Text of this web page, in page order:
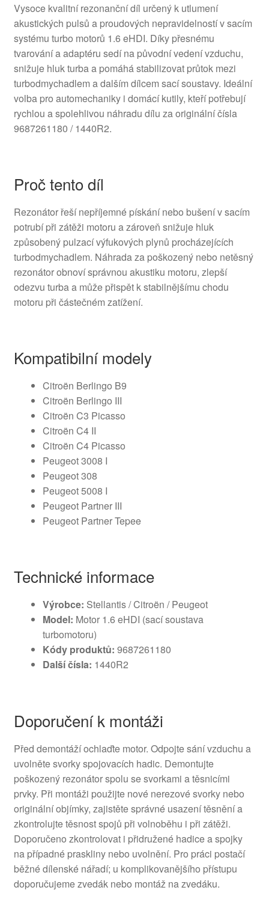
Vysoce kvalitní rezonanční díl určený k utlumení
akustických pulsů a proudových nepravidelností v sacím
systému turbo motorů 1.6 eHDI. Díky přesnému
tvarování a adaptéru sedí na původní vedení vzduchu,
snižuje hluk turba a pomáhá stabilizovat průtok mezi
turbodmychadlem a dalším dílcem sací soustavy. Ideální
volba pro automechaniky i domácí kutily, kteří potřebují
rychlou a spolehlivou náhradu dílu za originální čísla
9687261180 / 1440R2.
Proč tento díl
Rezonátor řeší nepříjemné pískání nebo bušení v sacím
potrubí při zátěži motoru a zároveň snižuje hluk
způsobený pulzací výfukových plynů procházejících
turbodmychadlem. Náhrada za poškozený nebo netěsný
rezonátor obnoví správnou akustiku motoru, zlepší
odezvu turba a může přispět k stabilnějšímu chodu
motoru při částečném zatížení.
Kompatibilní modely
Citroën Berlingo B9
Citroën Berlingo III
Citroën C3 Picasso
Citroën C4 II
Citroën C4 Picasso
Peugeot 3008 I
Peugeot 308
Peugeot 5008 I
Peugeot Partner III
Peugeot Partner Tepee
Technické informace
Výrobce: Stellantis / Citroën / Peugeot
Model: Motor 1.6 eHDI (sací soustava
turbomotoru)
Kódy produktů: 9687261180
Další čísla: 1440R2
Doporučení k montáži
Před demontáží ochlaďte motor. Odpojte sání vzduchu a
uvolněte svorky spojovacích hadic. Demontujte
poškozený rezonátor spolu se svorkami a těsnicími
prvky. Při montáži použijte nové nerezové svorky nebo
originální objímky, zajistěte správné usazení těsnění a
zkontrolujte těsnost spojů při volnoběhu i při zátěži.
Doporučeno zkontrolovat i přidružené hadice a spojky
na případné praskliny nebo uvolnění. Pro práci postačí
běžné dílenské nářadí; u komplikovanějšího přístupu
doporučujeme zvedák nebo montáž na zvedáku.